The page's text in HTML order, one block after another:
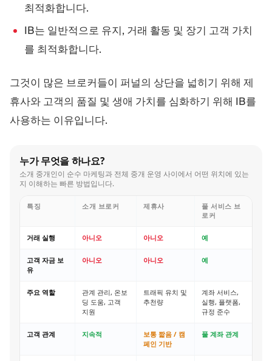
최적화합니다.
IB는 일반적으로 유지, 거래 활동 및 장기 고객 가치
를 최적화합니다.
그것이 많은 브로커들이 퍼널의 상단을 넓히기 위해 제
휴사와 고객의 품질 및 생애 가치를 심화하기 위해 IB를
사용하는 이유입니다.
누가 무엇을 하나요?
소개 중개인이 순수 마케팅과 전체 중개 운영 사이에서 어떤 위치에 있는
지 이해하는 빠른 방법입니다.
특징 소개 브로커 제휴사
풀 서비스 브
로커
거래 실행 아니오 아니오 예
고객 자금 보
유
아니오 아니오 예
주요 역할
관계 관리, 온보
딩 도움, 고객
지원
트래픽 유치 및
추천량
계좌 서비스,
실행, 플랫폼,
규정 준수
고객 관계 지속적
보통 짧음 / 캠
페인 기반
풀 계좌 관계